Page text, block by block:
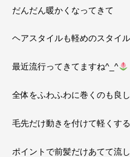
だんだん暖かくなってきて
ヘアスタイルも軽めのスタイ
最近流行ってきてますね^_^
全体をふわふわに巻くのも良
毛先だけ動きを付けて軽くす
ポイントで前髪だけあてて流